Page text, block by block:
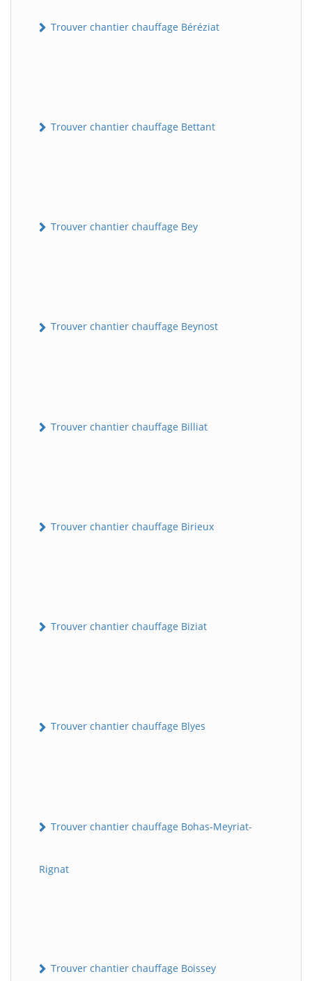
Trouver chantier chauffage Béréziat
Trouver chantier chauffage Bettant
Trouver chantier chauffage Bey
Trouver chantier chauffage Beynost
Trouver chantier chauffage Billiat
Trouver chantier chauffage Birieux
Trouver chantier chauffage Biziat
Trouver chantier chauffage Blyes
Trouver chantier chauffage Bohas-Meyriat-
Rignat
Trouver chantier chauffage Boissey